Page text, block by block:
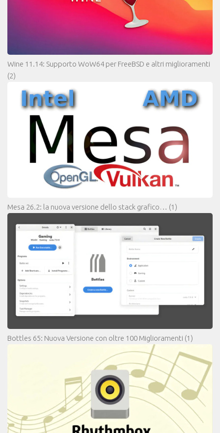
Wine 11.14: Supporto WoW64 per FreeBSD e altri miglioramenti
(2)
Mesa 26.2: la nuova versione dello stack grafico… (1)
Bottles 65: Nuova Versione con oltre 100 Miglioramenti (1)